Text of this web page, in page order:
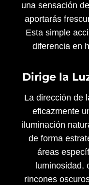
una sensación
aportarás
Esta simple
diferencia en
Dirige la
La dirección de
eficazmente
iluminación
de forma
áreas
luminosidad,
rincones